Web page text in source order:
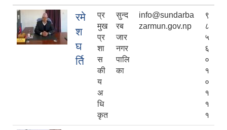
रमे
श
घ
र्ति
प्र
मुख
प्र
शा
स
की
य
अ
धि
कृत
सुन्द
रब
जार
नगर
पालि
का
info@sundarba
zarmun.gov.np
९
८
५
६
०
१
०
१
१
१